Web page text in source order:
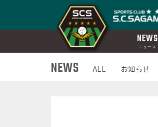
NEWS
ニュース
NEWS ALL お知らせ